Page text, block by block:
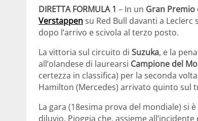
DIRETTA FORMULA 1 – In un Gran Premio
Verstappensu Red Bull davanti a
dopo l’arrivo e scivola al terzo posto.
La vittoria sul circuito di Suzuka, e la
all’olandese di laurearsi Campione del
certezza in classifica) per la seconda
Hamilton (Mercedes) arrivato quinto sul
La gara (18esima prova del mondiale) si
diluvio. Pioggia che, assieme